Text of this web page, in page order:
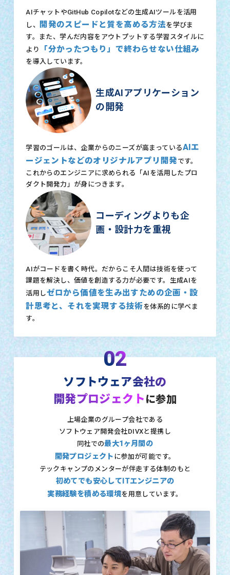
AIチャットやGitHub Copilotなどの生成AIツールを活用
し、
開発のスピードと質を高める方法を学びま
す。また、学んだ内容をアウトプットする学習スタイルに
より
「分かったつもり」で終わらせない仕組み
を導入しています。
生成AIアプリケーション
の開発
学習のゴールは、企業からのニーズが高まっているAIエ
ージェントなどのオリジナルアプリ開発です。
これからのエンジニアに求められる「AIを活用したプロ
ダクト開発力」が身につきます。
コーディングよりも企
画・設計力を重視
AIがコードを書く時代。だからこそ人間は技術を使って
課題を解決し、価値を創造する力が必要です。生成AIを
活用しゼロから価値を生み出すための企画・設
計思考と、それを実現する技術を体系的に学べま
す。
02
ソフトウェア会社の
開発プロジェクト に参加
上場企業のグループ会社である
ソフトウェア開発会社DIVXと提携し
同社での最大1ヶ月間の
開発プロジェクト に参加が可能です。
テックキャンプのメンターが伴走する体制のもと
初めてでも安心してITエンジニアの
実務経験を積める環境を用意しています。